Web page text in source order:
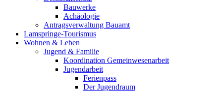
Bauwerke
Achäologie
Antragsverwaltung Bauamt
Lamspringe-Tourismus
Wohnen & Leben
Jugend & Familie
Koordination Gemeinwesenarbeit
Jugendarbeit
Ferienpass
Der Jugendraum